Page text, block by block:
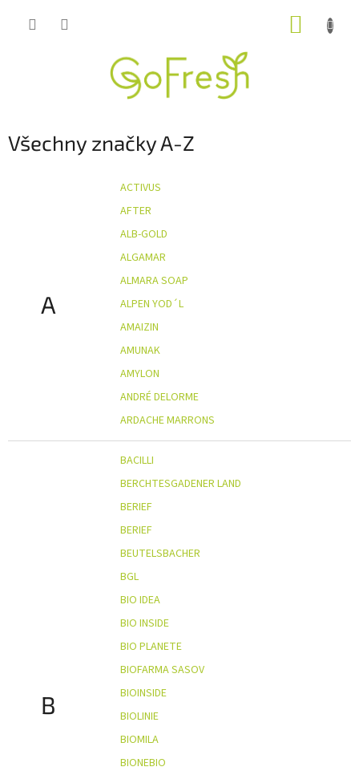
Všechny značky A-Z
A
ACTIVUS
AFTER
ALB-GOLD
ALGAMAR
ALMARA SOAP
ALPEN YOD´L
AMAIZIN
AMUNAK
AMYLON
ANDRÉ DELORME
ARDACHE MARRONS
B
BACILLI
BERCHTESGADENER LAND
BERIEF
BERIEF
BEUTELSBACHER
BGL
BIO IDEA
BIO INSIDE
BIO PLANETE
BIOFARMA SASOV
BIOINSIDE
BIOLINIE
BIOMILA
BIONEBIO